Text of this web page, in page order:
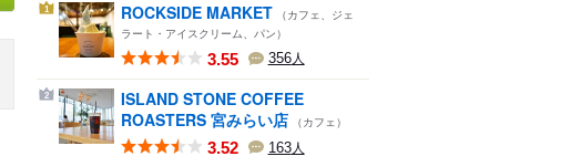
1 ROCKSIDE MARKET （カフェ、ジェ
ラート・アイスクリーム、パン）
3.55 356人
2
ISLAND STONE COFFEE
ROASTERS 宮みらい店 （カフェ）
3.52 163人